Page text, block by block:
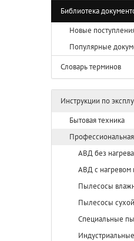
Библиотека
Новые
Популярные
Словарь терминов
Инструкции по
Бытовая техника
АВД без
АВД с нагревом
Пылесосы
Пылесосы
Специальные